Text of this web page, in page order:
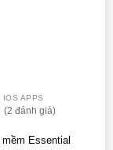
IOS APPS
(2 đánh giá)
mềm Essential